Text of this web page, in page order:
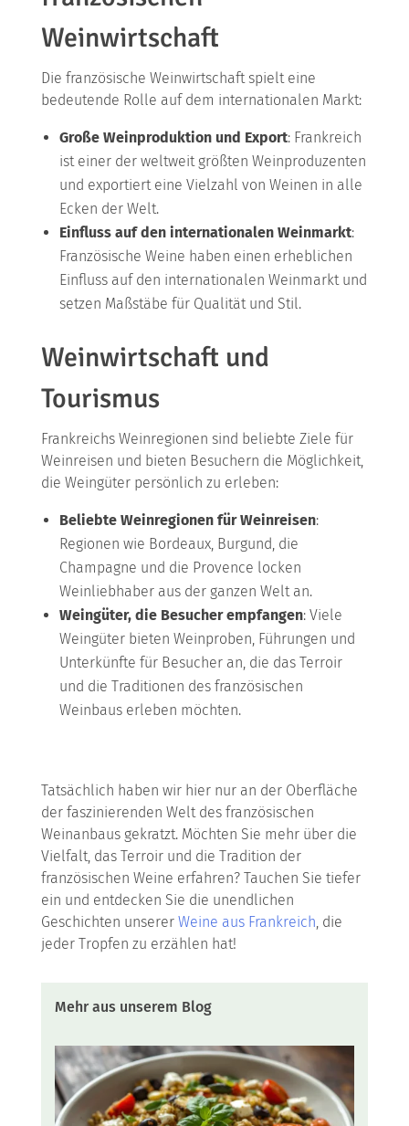
Weinwirtschaft
Die französische Weinwirtschaft spielt eine
bedeutende Rolle auf dem internationalen Markt:
Große Weinproduktion und Export: Frankreich
ist einer der weltweit größten Weinproduzenten
und exportiert eine Vielzahl von Weinen in alle
Ecken der Welt.
Einfluss auf den internationalen Weinmarkt:
Französische Weine haben einen erheblichen
Einfluss auf den internationalen Weinmarkt und
setzen Maßstäbe für Qualität und Stil.
Weinwirtschaft und
Tourismus
Frankreichs Weinregionen sind beliebte Ziele für
Weinreisen und bieten Besuchern die Möglichkeit,
die Weingüter persönlich zu erleben:
Beliebte Weinregionen für Weinreisen:
Regionen wie Bordeaux, Burgund, die
Champagne und die Provence locken
Weinliebhaber aus der ganzen Welt an.
Weingüter, die Besucher empfangen: Viele
Weingüter bieten Weinproben, Führungen und
Unterkünfte für Besucher an, die das Terroir
und die Traditionen des französischen
Weinbaus erleben möchten.
Tatsächlich haben wir hier nur an der Oberfläche
der faszinierenden Welt des französischen
Weinanbaus gekratzt. Möchten Sie mehr über die
Vielfalt, das Terroir und die Tradition der
französischen Weine erfahren? Tauchen Sie tiefer
ein und entdecken Sie die unendlichen
Geschichten unserer Weine aus Frankreich, die
jeder Tropfen zu erzählen hat!
Mehr aus unserem Blog